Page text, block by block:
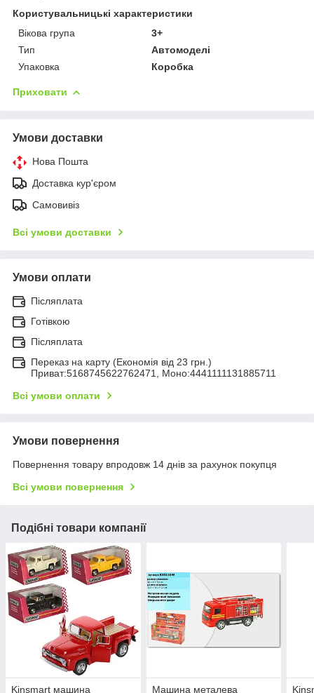
Користувальницькі характеристики
Вікова група
3+
Тип
Автомоделі
Упаковка
Коробка
Приховати
Умови доставки
Нова Пошта
Доставка кур'єром
Самовивіз
Всі умови доставки
Умови оплати
Післяплата
Готівкою
Післяплата
Переказ на карту (Економія від 23 грн.)
Приват:5168745622762471, Моно:4441111131885711
Всі умови оплати
Умови повернення
Повернення товару впродовж 14 днів за рахунок покупця
Всі умови повернення
Подібні товари компанії
Kinsmart машина Машина металева